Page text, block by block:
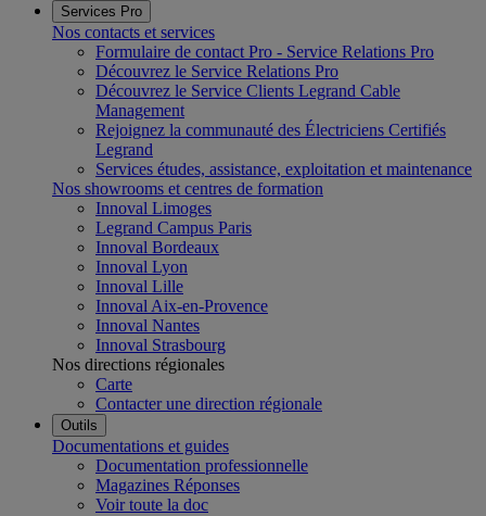
Services Pro
Nos contacts et services
Formulaire de contact Pro - Service Relations Pro
Découvrez le Service Relations Pro
Découvrez le Service Clients Legrand Cable
Management
Rejoignez la communauté des Électriciens Certifiés
Legrand
Services études, assistance, exploitation et maintenance
Nos showrooms et centres de formation
Innoval Limoges
Legrand Campus Paris
Innoval Bordeaux
Innoval Lyon
Innoval Lille
Innoval Aix-en-Provence
Innoval Nantes
Innoval Strasbourg
Nos directions régionales
Carte
Contacter une direction régionale
Outils
Documentations et guides
Documentation professionnelle
Magazines Réponses
Voir toute la doc